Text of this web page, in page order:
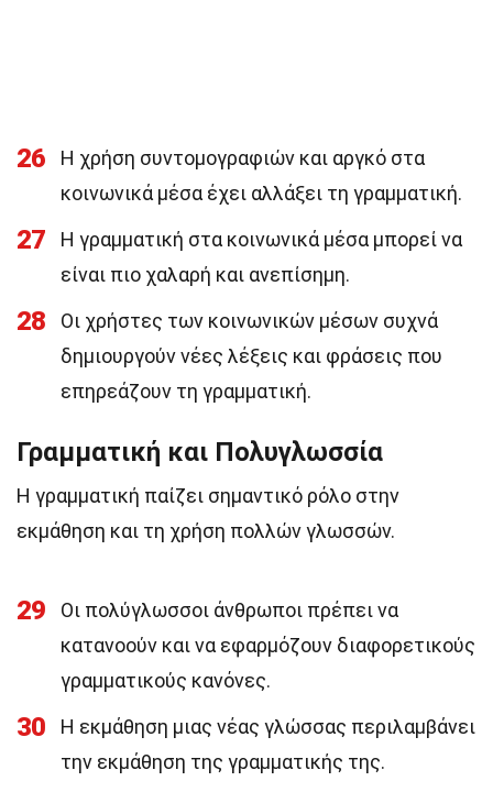
26
Η χρήση συντομογραφιών και αργκό στα
κοινωνικά μέσα έχει αλλάξει τη γραμματική.
27
Η γραμματική στα κοινωνικά μέσα μπορεί να
είναι πιο χαλαρή και ανεπίσημη.
28
Οι χρήστες των κοινωνικών μέσων συχνά
δημιουργούν νέες λέξεις και φράσεις που
επηρεάζουν τη γραμματική.
Γραμματική και Πολυγλωσσία
Η γραμματική παίζει σημαντικό ρόλο στην
εκμάθηση και τη χρήση πολλών γλωσσών.
29
Οι πολύγλωσσοι άνθρωποι πρέπει να
κατανοούν και να εφαρμόζουν διαφορετικούς
γραμματικούς κανόνες.
30
Η εκμάθηση μιας νέας γλώσσας περιλαμβάνει
την εκμάθηση της γραμματικής της.